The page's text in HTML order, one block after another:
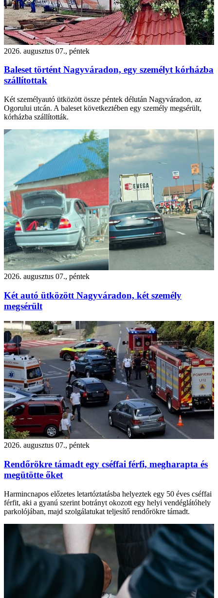
2026. augusztus 07., péntek
Baleset történt Nagyváradon, egy személyt kórházba
szállítottak
Két személyautó ütközött össze péntek délután Nagyváradon, az
Ogorului utcán. A baleset következtében egy személy megsérült,
kórházba szállították.
2026. augusztus 07., péntek
Két autó ütközött Nagyváradon, két személy
megsérült
2026. augusztus 07., péntek
Rendőrökre támadt egy cséffai férfi, megharapta és
megütötte őket
Harmincnapos előzetes letartóztatásba helyeztek egy 50 éves cséffai
férfit, aki a gyanú szerint botrányt okozott egy helyi vendéglátóhely
parkolójában, majd szolgálatukat teljesítő rendőrökre támadt.